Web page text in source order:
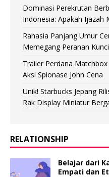
Dominasi Perekrutan
Indonesia: Apakah Ijazah
Rahasia Panjang Umur
Memegang Peranan Kunci
Trailer Perdana
Aksi Spionase John Cena
Unik! Starbucks Jepang
Rak Display Miniatur
RELATIONSHIP
Belajar dari
Empati dan